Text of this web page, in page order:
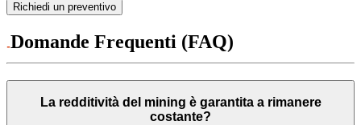
Richiedi un preventivo
Domande Frequenti (FAQ)
La redditività del mining è garantita a rimanere
costante?